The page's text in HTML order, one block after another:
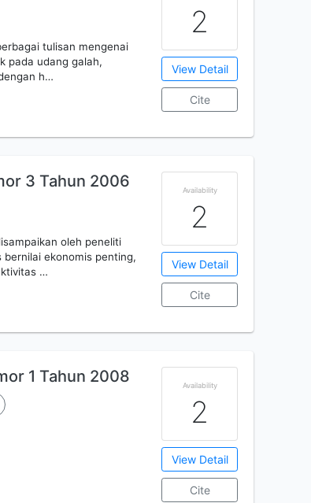
tulisan mengenai
pada udang galah,
h…
2
View Detail
Cite
3 Tahun 2006
oleh peneliti
ekonomis penting,
…
Availability
2
View Detail
Cite
1 Tahun 2008 Availability
2
View Detail
Cite